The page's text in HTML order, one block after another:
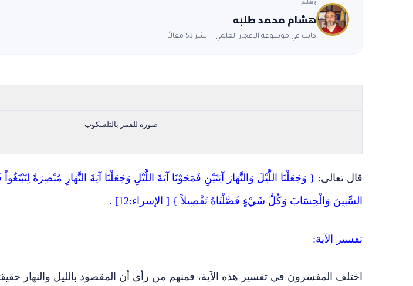
بقلم
هشام محمد طلبه
كاتب في موسوعة الإعجاز العلمي — نشر 53 مقالاً.
صورة للقمر بالتلسكوب
قال تعالى: { وَجَعَلْنَا اللَّيْلَ وَالنَّهَارَ آيَتَيْنِ فَمَحَوْنَا آيَةَ اللَّيْلِ وَجَعَلْنَا آيَةَ النَّهَارِ مُبْصِرَةً
السِّنِينَ وَالْحِسَابَ وَكُلَّ شَيْءٍ فَصَّلْنَاهُ تَفْصِيلاً } [ الإسراء:12] .
تفسير الآية:
اختلف المفسرون في تفسير هذه الآية، فمنهم من رأى أن المقصود بالليل والنهار